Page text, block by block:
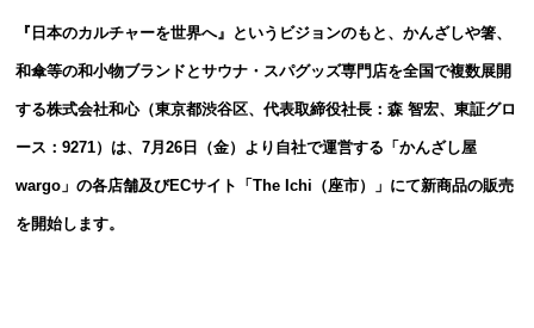
『日本のカルチャーを世界へ』というビジョンのもと、かんざしや箸、
和傘等の和小物ブランドとサウナ・スパグッズ専門店を全国で複数展開
する株式会社和心（東京都渋谷区、代表取締役社長：森 智宏、東証グロ
ース：9271）は、7月26日（金）より自社で運営する「かんざし屋
wargo」の各店舗及びECサイト「The Ichi（座市）」にて新商品の販売
を開始します。